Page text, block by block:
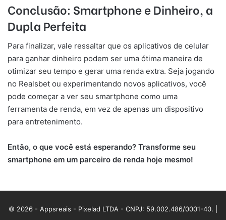
Conclusão: Smartphone e Dinheiro, a
Dupla Perfeita
Para finalizar, vale ressaltar que os aplicativos de celular
para ganhar dinheiro podem ser uma ótima maneira de
otimizar seu tempo e gerar uma renda extra. Seja jogando
no Realsbet ou experimentando novos aplicativos, você
pode começar a ver seu smartphone como uma
ferramenta de renda, em vez de apenas um dispositivo
para entretenimento.
Então, o que você está esperando? Transforme seu
smartphone em um parceiro de renda hoje mesmo!
© 2026 - Appsreais - Pixelad LTDA - CNPJ: 59.002.486/0001-40. |